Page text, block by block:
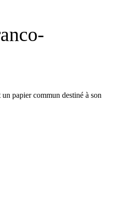
papier commun destiné à son